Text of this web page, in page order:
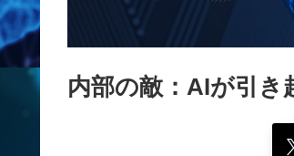
内部の敵：AIが引き